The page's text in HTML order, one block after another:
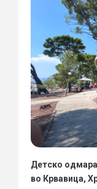
Детско
во Крвавица,